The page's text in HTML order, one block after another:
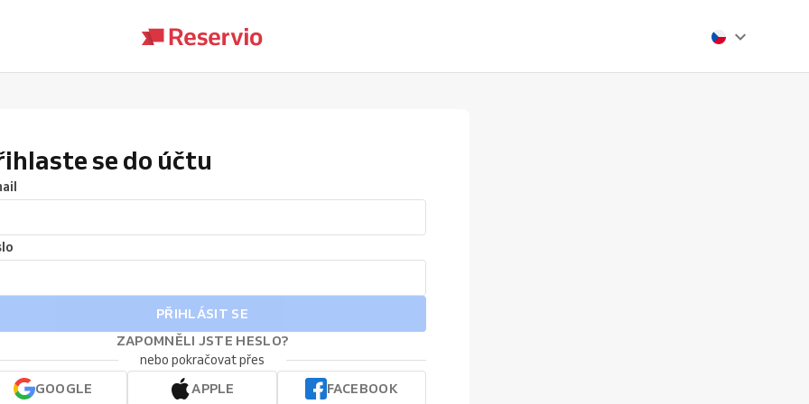
se do účtu
PŘIHLÁSIT SE
ZAPOMNĚLI JSTE HESLO?
nebo pokračovat přes
GOOGLE
APPLE FACEBOOK